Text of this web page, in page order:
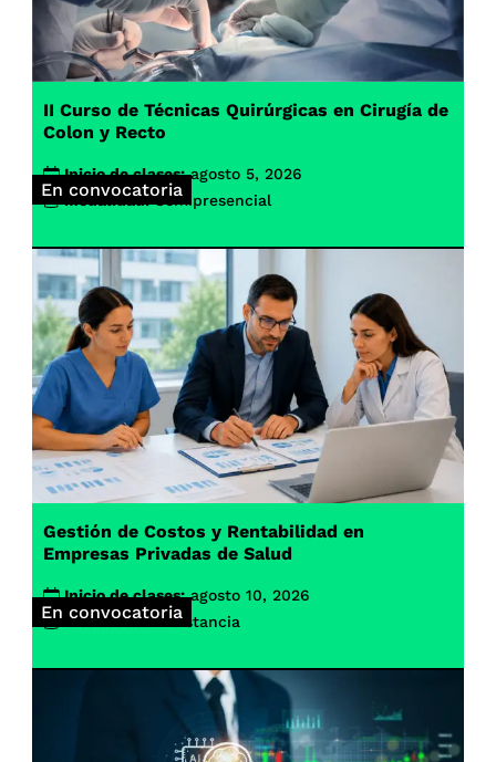
En convocatoria
II Curso de Técnicas Quirúrgicas en Cirugía de
Colon y Recto
Inicio de clases: agosto 5, 2026
Modalidad: Semipresencial
En convocatoria
Gestión de Costos y Rentabilidad en
Empresas Privadas de Salud
Inicio de clases: agosto 10, 2026
Modalidad: A distancia